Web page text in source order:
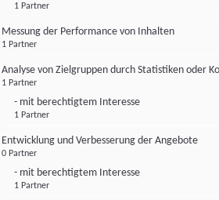
1 Partner
Messung der Performance von Inhalten
1 Partner
Analyse von Zielgruppen durch Statistiken oder
1 Partner
- mit berechtigtem Interesse
1 Partner
Entwicklung und Verbesserung der Angebote
0 Partner
- mit berechtigtem Interesse
1 Partner